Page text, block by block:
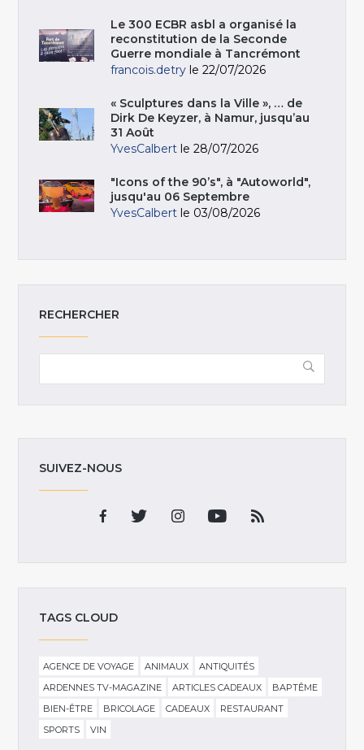
Le 300 ECBR asbl a organisé la
reconstitution de la Seconde
Guerre mondiale à Tancrémont
francois.detry le 22/07/2026
« Sculptures dans la Ville », … de
Dirk De Keyzer, à Namur, jusqu’au
31 Août
YvesCalbert le 28/07/2026
"Icons of the 90’s", à "Autoworld",
jusqu'au 06 Septembre
YvesCalbert le 03/08/2026
RECHERCHER
SUIVEZ-NOUS
TAGS CLOUD
AGENCE DE VOYAGE ANIMAUX
ANTIQUITÉS
ARDENNES TV-MAGAZINE
ARTICLES CADEAUX
BAPTÊME
BIEN-ÊTRE
BRICOLAGE CADEAUX
RESTAURANT
SPORTS
VIN